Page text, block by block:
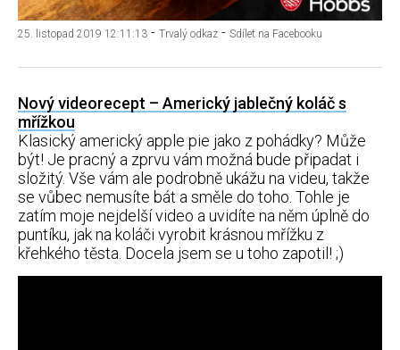
25. listopad 2019 12:11:13 - Trvalý odkaz - Sdílet na Facebooku
Nový videorecept – Americký jablečný koláč s
mřížkou
Klasický americký apple pie jako z pohádky? Může
být! Je pracný a zprvu vám možná bude připadat i
složitý. Vše vám ale podrobně ukážu na videu, takže
se vůbec nemusíte bát a směle do toho. Tohle je
zatím moje nejdelší video a uvidíte na něm úplně do
puntíku, jak na koláči vyrobit krásnou mřížku z
křehkého těsta. Docela jsem se u toho zapotil! ;)